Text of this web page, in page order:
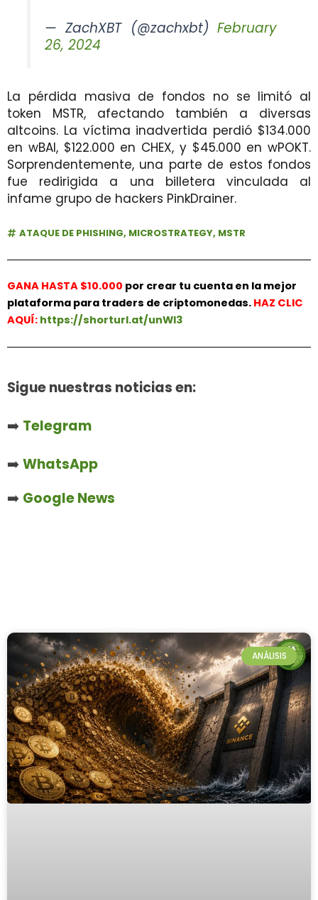
— ZachXBT (@zachxbt) February
26, 2024
La pérdida masiva de fondos no se limitó al
token MSTR, afectando también a diversas
altcoins. La víctima inadvertida perdió $134.000
en wBAI, $122.000 en CHEX, y $45.000 en wPOKT.
Sorprendentemente, una parte de estos fondos
fue redirigida a una billetera vinculada al
infame grupo de hackers PinkDrainer.
ATAQUE DE PHISHING, MICROSTRATEGY, MSTR
GANA HASTA $10.000 por crear tu cuenta en la mejor
plataforma para traders de criptomonedas. HAZ CLIC
AQUÍ: https://shorturl.at/unWl3
Sigue nuestras noticias en:
➡️ Telegram
➡️WhatsApp
➡️ Google News
ANÁLISIS